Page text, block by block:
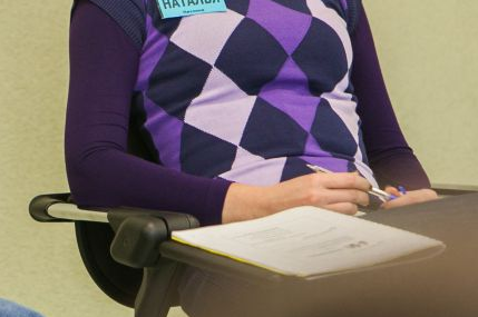
Задайте свой вопрос
нашим специалистам
Введите ваше Ф.И.О.*
Ваш email *
Ваш вопрос*